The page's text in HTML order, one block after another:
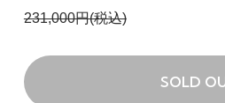
231,000円(税込)
SOLD